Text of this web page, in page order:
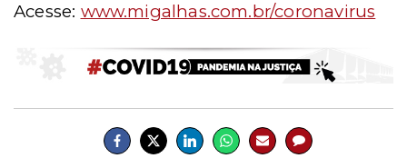
Acesse: www.migalhas.com.br/coronavirus